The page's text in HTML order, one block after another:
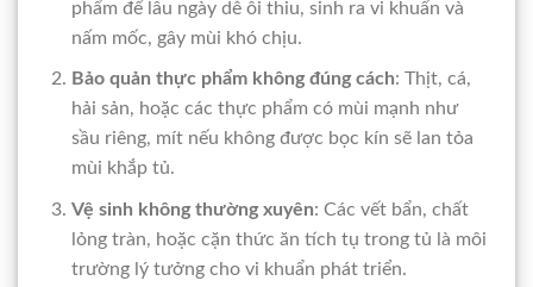
phẩm để lâu ngày dễ ôi thiu, sinh ra vi khuẩn và
nấm mốc, gây mùi khó chịu.
Bảo quản thực phẩm không đúng cách: Thịt, cá,
hải sản, hoặc các thực phẩm có mùi mạnh như
sầu riêng, mít nếu không được bọc kín sẽ lan tỏa
mùi khắp tủ.
Vệ sinh không thường xuyên: Các vết bẩn, chất
lỏng tràn, hoặc cặn thức ăn tích tụ trong tủ là môi
trường lý tưởng cho vi khuẩn phát triển.